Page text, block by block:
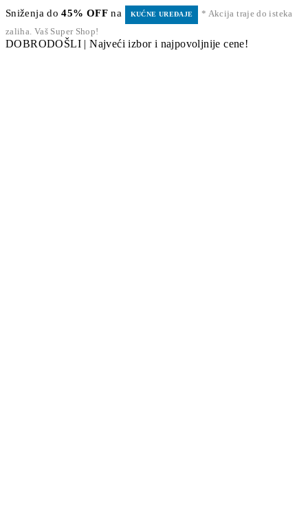
Sniženja do45% OFF na KUĆNE UREĐAJE
* Akcija traje do isteka
zaliha. Vaš Super Shop!
DOBRODOŠLI | Najveći izbor i najpovoljnije cene!